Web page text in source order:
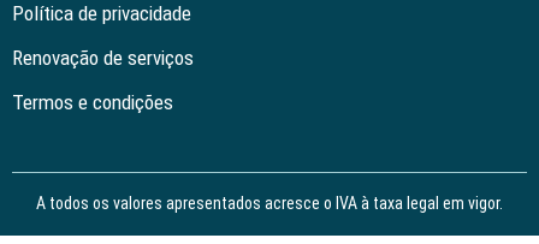
Política de privacidade
Renovação de serviços
Termos e condições
A todos os valores apresentados acresce o IVA à taxa legal em vigor.